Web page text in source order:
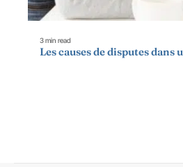
3 min read
Les causes de disputes dans